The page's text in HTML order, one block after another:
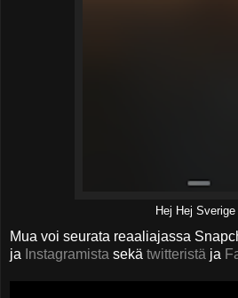
Hej Hej Sverige
Mua voi seurata reaaliajassa
ja Instagramista sekä twitteristä ja